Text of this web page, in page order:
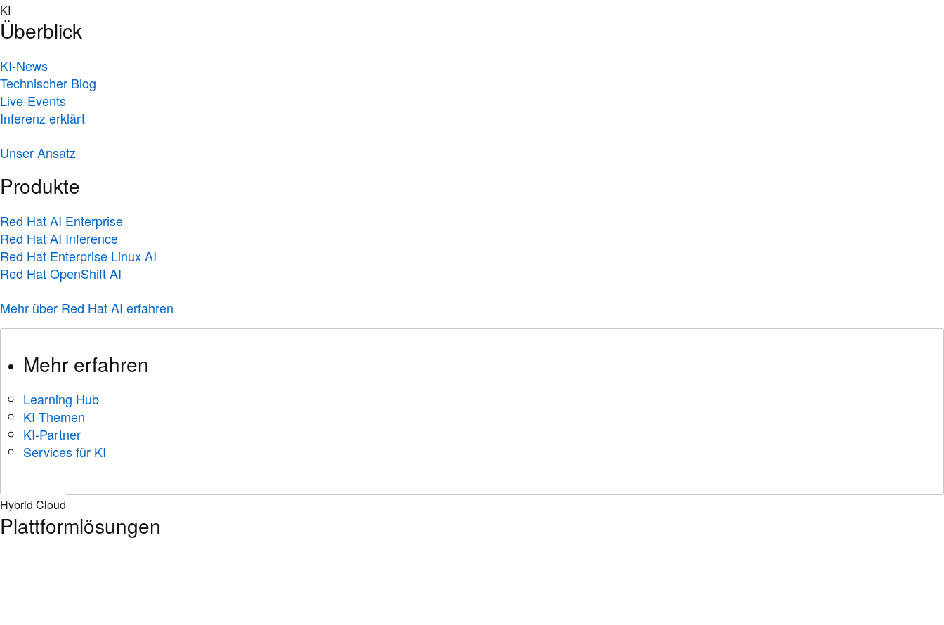
Skip
to
content
KI
Überblick
KI-News
Technischer Blog
Live-Events
Inferenz erklärt
Unser Ansatz
Produkte
Red Hat AI Enterprise
Red Hat AI Inference
Red Hat Enterprise Linux AI
Red Hat OpenShift AI
Mehr über Red Hat AI erfahren
Mehr erfahren
Learning Hub
KI-Themen
KI-Partner
Services für KI
Hybrid Cloud
Plattformlösungen